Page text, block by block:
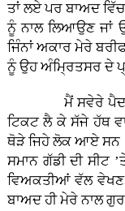
ਤਾਂ ਲਏ ਪਰ ਬਾਅਦ
ਨੂੰ ਨਾਲ ਲਿਆਉਣ ਜਾਂ
ਜਿੰਨਾਂ ਅਕਾਰ ਮੇਰੇ
ਨੂੰ ਉਹ ਅੰਮ੍ਰਿਤਸਰ ਦੇ
ਮੈਂ ਸਵੇਰੇ ਪੈਦਨ ਹੀ
ਟਿਕਟ ਲੈ ਕੇ ਸੱਜੇ ਹੱਥ
ਥੋੜੇ ਜਿਹੇ ਲੋਕ ਆਏ
ਸਮਾਨ ਗੱਡੀ ਦੀ ਸੀਟ
ਵਿਅਕਤੀਆਂ ਵੱਲ
ਬਾਅਦ ਹੀ ਮੇਰੇ ਨਾਲ